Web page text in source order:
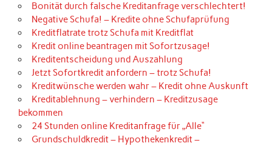
Bonität durch falsche Kreditanfrage verschlechtert!
Negative Schufa! – Kredite ohne Schufaprüfung
Kreditflatrate trotz Schufa mit Kreditflat
Kredit online beantragen mit Sofortzusage!
Kreditentscheidung und Auszahlung
Jetzt Sofortkredit anfordern – trotz Schufa!
Kreditwünsche werden wahr – Kredit ohne Auskunft
Kreditablehnung – verhindern – Kreditzusage
bekommen
24 Stunden online Kreditanfrage für „Alle“
Grundschuldkredit – Hypothekenkredit –